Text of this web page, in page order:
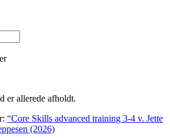
er allerede afholdt.
“Core Skills advanced training 3-4 v. Jette
(2026)